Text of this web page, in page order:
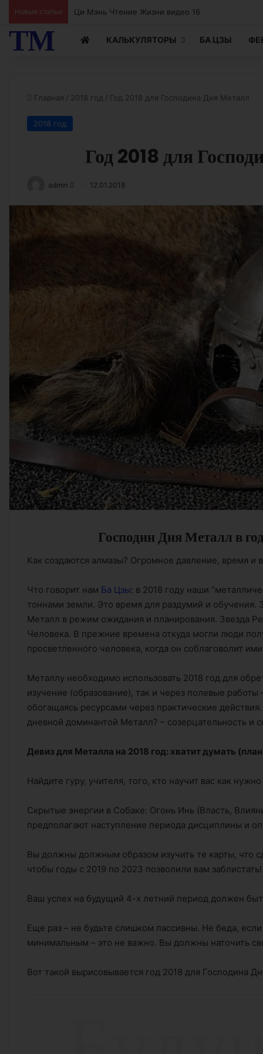
Новые статьи Ци Мэнь Чтение Жизни видео 15
ТМ КАЛЬКУЛЯТОРЫ БА ЦЗЫ
Главная / 2018 год / Год 2018 для Господина Дня Металл
2018 год
Год 2018 для
admin 12.01.2018
Господин Дня Металл в
Как создаются алмазы? Огромное давление, время и
Что говорит нам Ба Цзы: в 2018 году наши
тоннами земли. Это время для раздумий и обучения.
Металл в режим ожидания и планирования. Звезда
Человека. В прежние времена откуда могли люди
просветленного человека, когда он соблаговолит
Металлу необходимо использовать 2018 год для
изучение (образование), так и через полевые работы
обогащаясь ресурсами через практические
дневной доминантой Металл? – созерцательность
Девиз для Металла на 2018 год: хватит думать
Найдите гуру, учителя, того, кто научит вас как
Скрытые энергии в Собаке: Огонь Инь (Власть,
предполагают наступление периода дисциплины и
Вы должны должным образом изучить те карты, что
чтобы годы с 2019 по 2023 позволили вам заблистать!
Ваш успех на будущий 4-х летний период должен
Еще раз – не будьте слишком пассивны. Не беда,
минимальным – это не важно. Вы должны наточить
Вот такой вырисовывается год 2018 для Господина